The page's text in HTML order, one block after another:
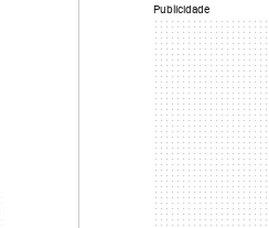
Publicidade